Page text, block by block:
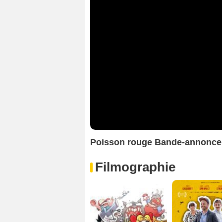
Poisson rouge Bande-
Filmographie